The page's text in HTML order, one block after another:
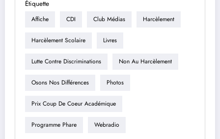
Étiquette
Affiche CDI Club Médias Harcèlement
Harcèlement Scolaire Livres
Lutte Contre Discriminations Non Au Harcèlement
Osons Nos Différences Photos
Prix Coup De Coeur Académique
Programme Phare Webradio